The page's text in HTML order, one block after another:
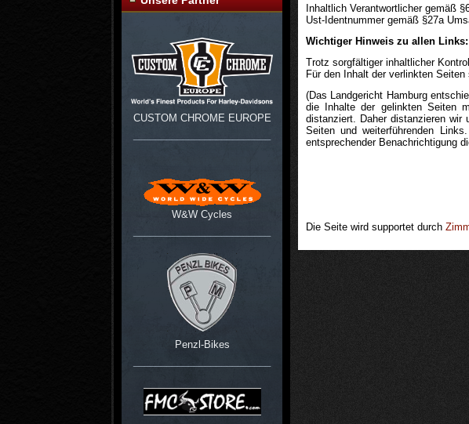
CUSTOM CHROME EUROPE
W&W Cycles
Penzl-Bikes
Inhaltlich Verantwortlicher gemäß
Ust-Identnummer gemäß §27a
Wichtiger Hinweis zu allen Links:
Trotz sorgfältiger inhaltlicher
Für den Inhalt der verlinkten
(Das Landgericht Hamburg
die Inhalte der gelinkten Seiten
distanziert. Daher distanzieren wir
Seiten und weiterführenden
entsprechender Benachrichtigung
Die Seite wird supportet durch